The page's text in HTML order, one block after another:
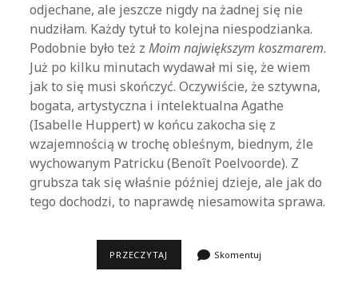
odjechane, ale jeszcze nigdy na żadnej się nie
nudziłam. Każdy tytuł to kolejna niespodzianka.
Podobnie było też zMoim największym koszmarem.
Już po kilku minutach wydawał mi się, że wiem
jak to się musi skończyć. Oczywiście, że sztywna,
bogata, artystyczna i intelektualna Agathe
(Isabelle Huppert) w końcu zakocha się z
wzajemnością w trochę obleśnym, biednym, źle
wychowanym Patricku (Benoît Poelvoorde). Z
grubsza tak się właśnie później dzieje, ale jak do
tego dochodzi, to naprawdę niesamowita sprawa.
PRZECZYTAJ Skomentuj